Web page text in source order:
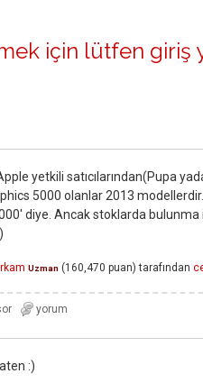
için lütfen giriş
yetkili satıcılarından(Pupa
5000 olanlar 2013
diye. Ancak stoklarda
Uzman (160,470 puan) tarafından
:)